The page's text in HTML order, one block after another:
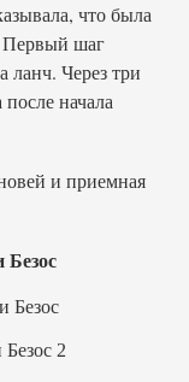
что была
Первый шаг
ланч. Через три
начала
и приемная